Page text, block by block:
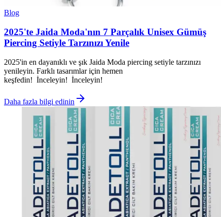
Blog
2025'te Jaida Moda'nın 7 Parçalık Unisex Gümüş
Piercing Setiyle Tarzınızı Yenile
2025'in en dayanıklı ve şık Jaida Moda piercing setiyle tarzınızı
yenileyin. Farklı tasarımlar için hemen
keşfedin! İnceleyin! İnceleyin!
Daha fazla bilgi edinin